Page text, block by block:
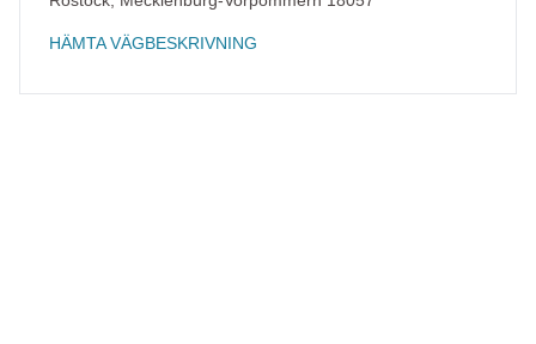
HÄMTA VÄGBESKRIVNING